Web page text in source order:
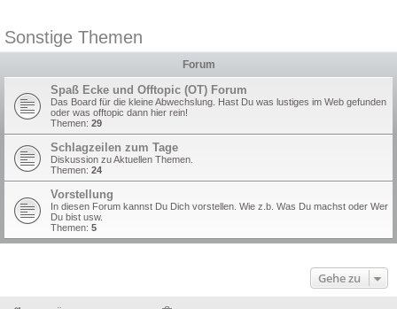
Sonstige Themen
Forum
Spaß Ecke und Offtopic (OT) Forum
Das Board für die kleine Abwechslung. Hast Du was lustiges im Web gefunden
oder was offtopic dann hier rein!
Themen: 29
Schlagzeilen zum Tage
Diskussion zu Aktuellen Themen.
Themen: 24
Vorstellung
In diesen Forum kannst Du Dich vorstellen. Wie z.b. Was Du machst oder Wer
Du bist usw.
Themen: 5
Gehe zu